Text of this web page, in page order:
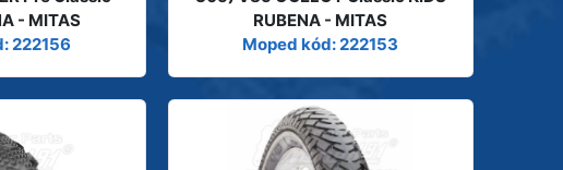
- MITAS
222156
RUBENA - MITAS
Moped kód: 222153